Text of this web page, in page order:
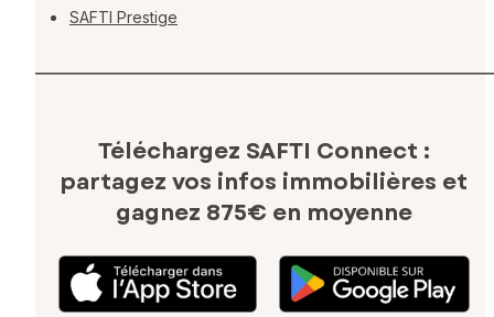
SAFTI Prestige
Téléchargez SAFTI Connect :
partagez vos infos immobilières et
gagnez 875€ en moyenne